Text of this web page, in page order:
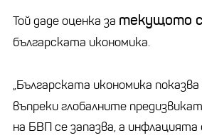
Той даде оценка за текущото
българската икономика.
„Българската икономика показва
въпреки глобалните
на БВП се запазва, а